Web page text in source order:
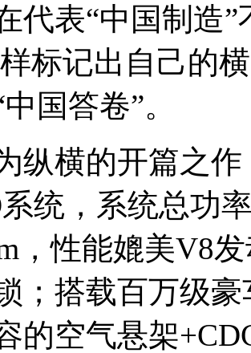
表“中国制造”
标记出自己的
国答卷”。
横的开篇之作
统，系统总功
，性能媲美V8
；搭载百万级
的空气悬架